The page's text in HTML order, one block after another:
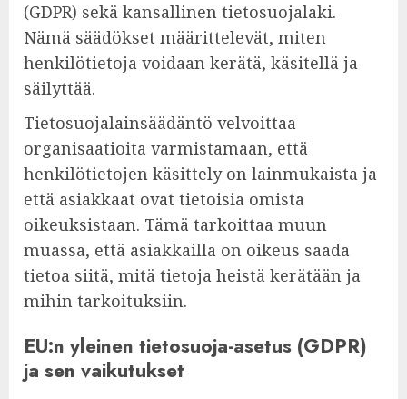
(GDPR) sekä kansallinen tietosuojalaki.
Nämä säädökset määrittelevät, miten
henkilötietoja voidaan kerätä, käsitellä ja
säilyttää.
Tietosuojalainsäädäntö velvoittaa
organisaatioita varmistamaan, että
henkilötietojen käsittely on lainmukaista ja
että asiakkaat ovat tietoisia omista
oikeuksistaan. Tämä tarkoittaa muun
muassa, että asiakkailla on oikeus saada
tietoa siitä, mitä tietoja heistä kerätään ja
mihin tarkoituksiin.
EU:n yleinen tietosuoja-asetus (GDPR)
ja sen vaikutukset